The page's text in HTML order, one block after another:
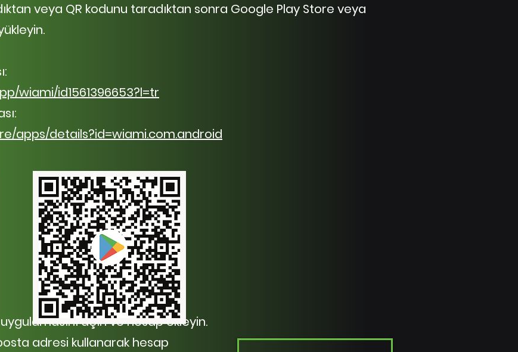
veya QR kodunu taradıktan sonra Google Play Store veya
wiami/id1561396653?l=tr
apps/details?id=wiami.com.android
açın ve hesap ekleyin.
adresi kullanarak hesap